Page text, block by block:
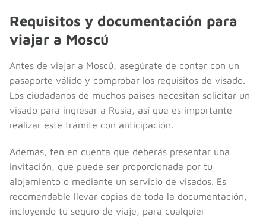
Requisitos y documentación para
viajar a Moscú
Antes de viajar a Moscú, asegúrate de contar con un
pasaporte válido y comprobar los requisitos de visado.
Los ciudadanos de muchos países necesitan solicitar un
visado para ingresar a Rusia, así que es importante
realizar este trámite con anticipación.
Además, ten en cuenta que deberás presentar una
invitación, que puede ser proporcionada por tu
alojamiento o mediante un servicio de visados. Es
recomendable llevar copias de toda la documentación,
incluyendo tu seguro de viaje, para cualquier